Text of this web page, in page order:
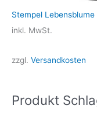
Stempel Lebensblume
inkl. MwSt.
zzgl. Versandkosten
Produkt